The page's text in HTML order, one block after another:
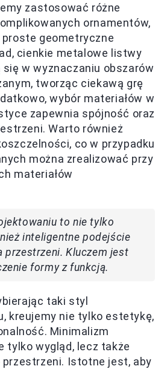
zastosować różne
ornamentów,
geometryczne
cienkie metalowe listwy
w wyznaczaniu obszarów
tworząc ciekawą grę
wybór materiałów w
zapewnia spójność oraz
Warto również
co w przypadku
można zrealizować przy
materiałów
to nie tylko
inteligentne podejście
przestrzeni. Kluczem jest
formy z funkcją.
taki styl
kreujemy nie tylko estetykę,
Minimalizm
tylko wygląd, lecz także
przestrzeni. Istotne jest, aby